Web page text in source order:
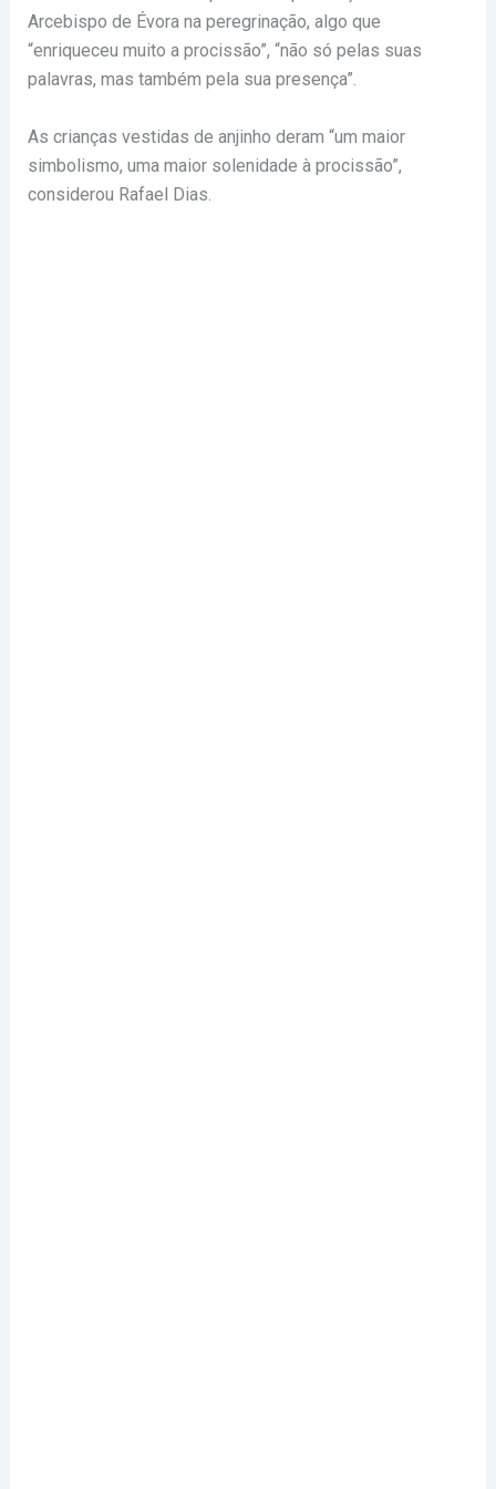
Arcebispo de Évora na peregrinação, algo que
“enriqueceu muito a procissão”, “não só pelas suas
palavras, mas também pela sua presença”.
As crianças vestidas de anjinho deram “um maior
simbolismo, uma maior solenidade à procissão”,
considerou Rafael Dias.